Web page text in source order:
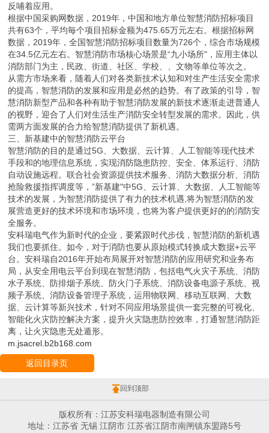
反哺着应用。
根据中国采购网数据，2019年，中国和地方单位智慧消防招标项目
共有63个，平均毎个项目招标金额为475.65万元左右。根据招标网
数据，2019年，全国智慧消防招标项目数量为726个，综合市场规模
在34.5亿元左右。智慧消防市场核心场景是“九小场所"，应用主体以
消防部门为主，民政、街道、社区、学校、、文物等单位等次之。
从需方市场来看，随着人们对各类新技术认知和对生产生活安全需求
的提高，智慧消防的发展和应用是必然的趋势。有了政策的引导，智
慧消防新型产品和各种有助于智慧消防发展的新技术逐渐走进普通人
的视野，迎合了人们对生活生产消防安全转型发展的需求。因此，供
需两方面发展的合力给智慧消防提供了新机遇。
三、新基建中的智慧消防云平台
智慧消防的目的是通过5G、大数据、云计算、人工智能等现代技术
手段和的地理信息系统，实现消防隐患防控、安全、体系运行、消防
自动设施远程。联合社会资源提供技术服务、消防大数据分析、消防
抢险救援指挥调度等，”新基建"中5G、云计算、大数据、人工智能等
技术的发展，为智慧消防提供了有力的技术机遇,将为智慧消防的发
展营造更好的技术环境和市场环境，也将为客户提供更好的的消防安
全服务。
安科瑞电气作为新时代的企业，要紧跟时代步伐，智慧消防的新机遇
我们也要抓住。如今，对于消防也要从原始模式转换成大数据+云平
台。安科瑞自2016年开始布局展开对智慧消防的应用研究和业务布
局，从安全用电云平台到现在智慧消防，包括电气火灾子系统、消防
水子系统、防排烟子系统、防火门子系统、消防设备电源子系统、视
频子系统、消防设备管理子系统，运用物联网、移动互联网、大数
据、云计算等新兴技术，针对不同应用场景提供一套完整的可视化、
智能化火灾防控解决方案，提升火灾隐患防控效率，打通智慧消防距
离，让火灾隐患无处遁形。
m.jsacrel.b2b168.com
返回目录页
回到顶部
版权所有：江苏安科瑞电器制造有限公司
地址：江苏省 无锡 江阴市 江苏省江阴市南闸镇东盟路5号